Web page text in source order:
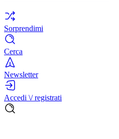
Sorprendimi
Cerca
Newsletter
Accedi \/ registrati